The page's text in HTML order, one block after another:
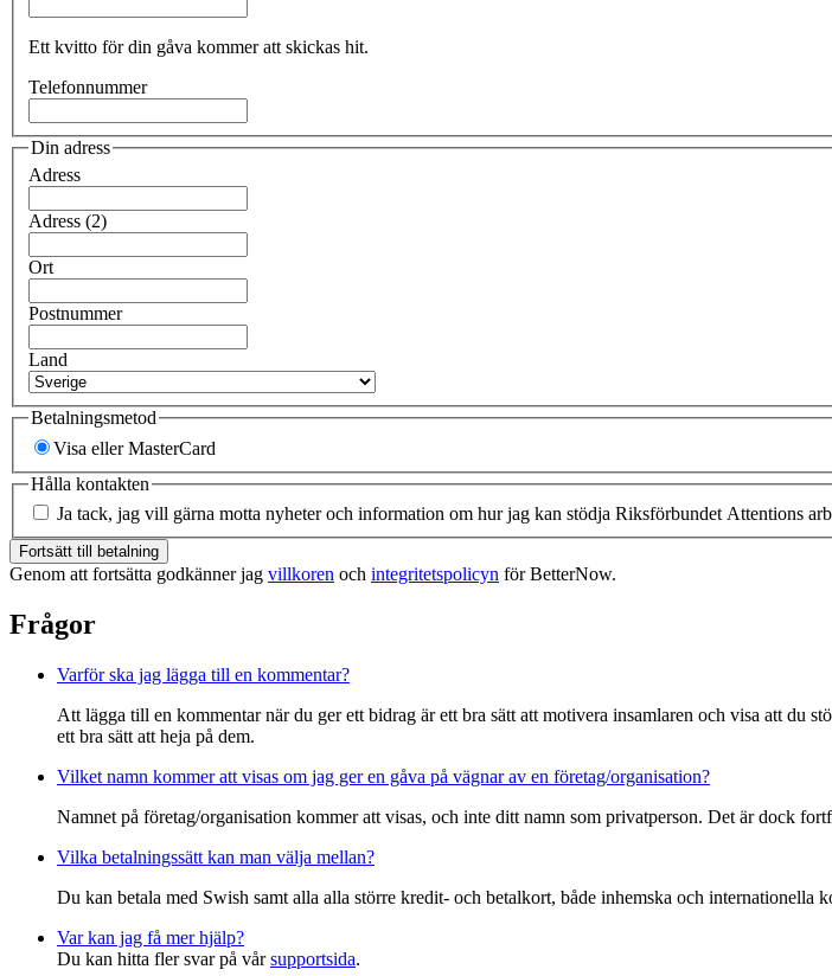
Ett kvitto för din gåva kommer att skickas hit.
Telefonnummer
Din adress
Adress
Adress (2)
Ort
Postnummer
Land
Betalningsmetod
Visa eller MasterCard
Hålla kontakten
Ja tack, jag vill gärna motta nyheter och information om hur jag kan stödja Riksförbundet Attentions
Fortsätt till betalning
Genom att fortsätta godkänner jag villkoren och integritetspolicyn för BetterNow.
Frågor
Varför ska jag lägga till en kommentar?
Att lägga till en kommentar när du ger ett bidrag är ett bra sätt att motivera insamlaren och visa att du
ett bra sätt att heja på dem.
Vilket namn kommer att visas om jag ger en gåva på vägnar av en företag/organisation?
Namnet på företag/organisation kommer att visas, och inte ditt namn som privatperson. Det är dock
Vilka betalningssätt kan man välja mellan?
Du kan betala med Swish samt alla alla större kredit- och betalkort, både inhemska och internationella
Var kan jag få mer hjälp?
Du kan hitta fler svar på vårsupportsida.